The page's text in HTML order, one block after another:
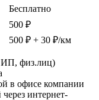
Бесплатно
500 ₽
500 ₽ + 30 ₽/км
ИП, физ.лиц)
в офисе компании
интернет-